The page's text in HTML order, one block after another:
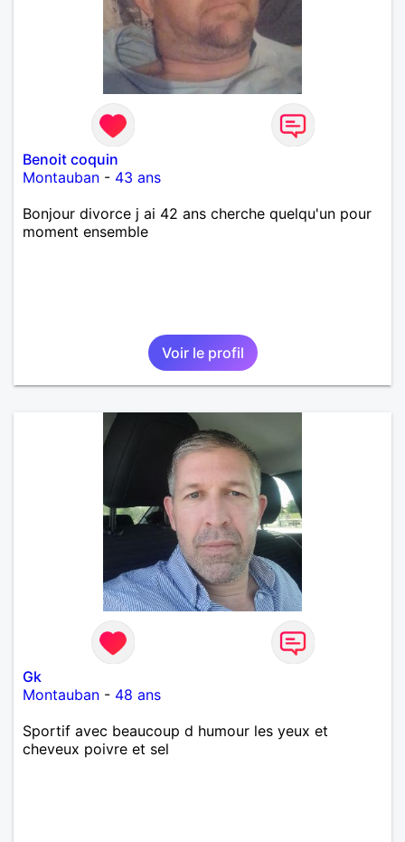
Benoit coquin
Montauban - 43 ans
Bonjour divorce j ai 42 ans cherche quelqu'un pour
moment ensemble
Voir le profil
Gk
Montauban - 48 ans
Sportif avec beaucoup d humour les yeux et
cheveux poivre et sel